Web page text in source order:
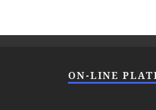
ON-LINE